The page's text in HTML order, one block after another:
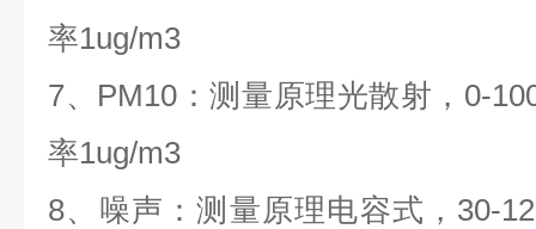
率1ug/m3
7、PM10：测量原理光散射，0-
率1ug/m3
8、噪声：测量原理电容式，30-